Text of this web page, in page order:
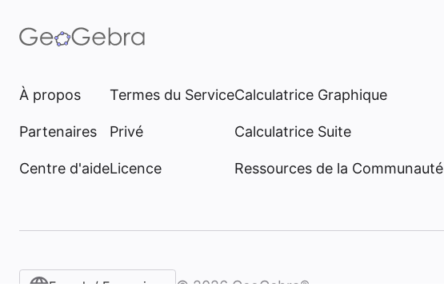
À propos
Partenaires
Centre d'aide
Termes du Service
Privé
Licence
Calculatrice Graphique
Calculatrice Suite
Ressources de la Communauté
French / Français‎ © 2026 GeoGebra®